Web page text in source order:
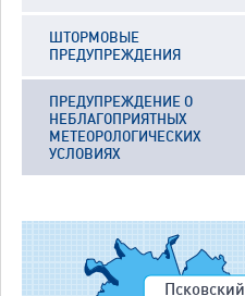
ШТОРМОВЫЕ
ПРЕДУПРЕЖДЕНИЯ
ПРЕДУПРЕЖДЕНИЕ О
НЕБЛАГОПРИЯТНЫХ
МЕТЕОРОЛОГИЧЕСКИХ
УСЛОВИЯХ
Псковский